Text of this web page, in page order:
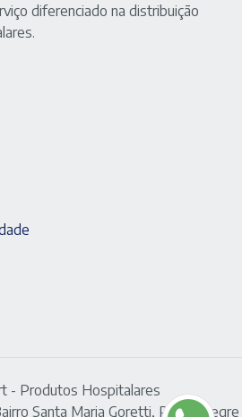
diferenciado na distribuição
- Produtos Hospitalares
Santa Maria Goretti, Porto Alegre